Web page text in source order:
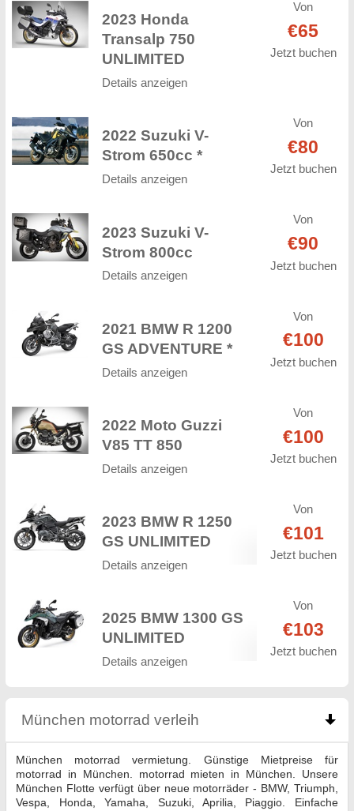
2023 Honda
Transalp 750
UNLIMITED
Details anzeigen
Von
€65
Jetzt buchen
2022 Suzuki V-
Strom 650cc *
Details anzeigen
Von
€80
Jetzt buchen
2023 Suzuki V-
Strom 800cc
Details anzeigen
Von
€90
Jetzt buchen
2021 BMW R 1200
GS ADVENTURE *
Details anzeigen
Von
€100
Jetzt buchen
2022 Moto Guzzi
V85 TT 850
Details anzeigen
Von
€100
Jetzt buchen
2023 BMW R 1250
GS UNLIMITED
Details anzeigen
Von
€101
Jetzt buchen
2025 BMW 1300 GS
UNLIMITED
Details anzeigen
Von
€103
Jetzt buchen
München motorrad verleih click to collapse
München motorrad vermietung. Günstige Mietpreise für
motorrad in München. motorrad mieten in München. Unsere
München Flotte verfügt über neue motorräder - BMW, Triumph,
Vespa, Honda, Yamaha, Suzuki, Aprilia, Piaggio. Einfache